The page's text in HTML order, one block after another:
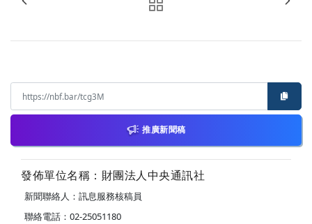
推廣新聞稿
發佈單位名稱：財團法人中央通訊社
新聞聯絡人：訊息服務核稿員
聯絡電話：02-25051180